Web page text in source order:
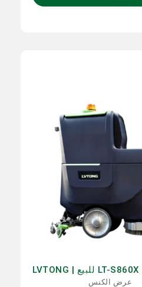
عرض الكنس